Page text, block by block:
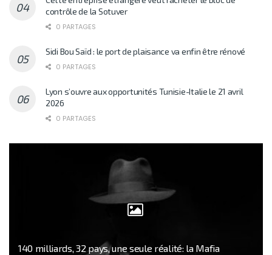
contrôle de la Sotuver
0 PARTAGES
Sidi Bou Saïd : le port de plaisance va enfin être rénové
0 PARTAGES
Lyon s’ouvre aux opportunités Tunisie-Italie le 21 avril
2026
0 PARTAGES
140 milliards, 32 pays, une seule réalité: la Mafia